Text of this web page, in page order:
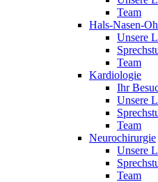
Team
Hals-Nasen-
Unsere
Team
Kardiologie
Ihr
Unsere
Team
Neurochirurgie
Unsere
Team